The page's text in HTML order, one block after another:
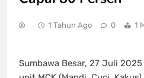
1 Tahun Ago 0 1
Sumbawa Besar, 27 Juli